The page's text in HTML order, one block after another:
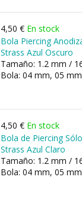
4,50 € En stock
Bola Piercing
Strass Azul Oscuro
Tamaño: 1.2 mm /
Bola: 04 mm, 05 mm
4,50 € En stock
Bola de Piercing
Strass Azul Claro
Tamaño: 1.2 mm /
Bola: 04 mm, 05 mm